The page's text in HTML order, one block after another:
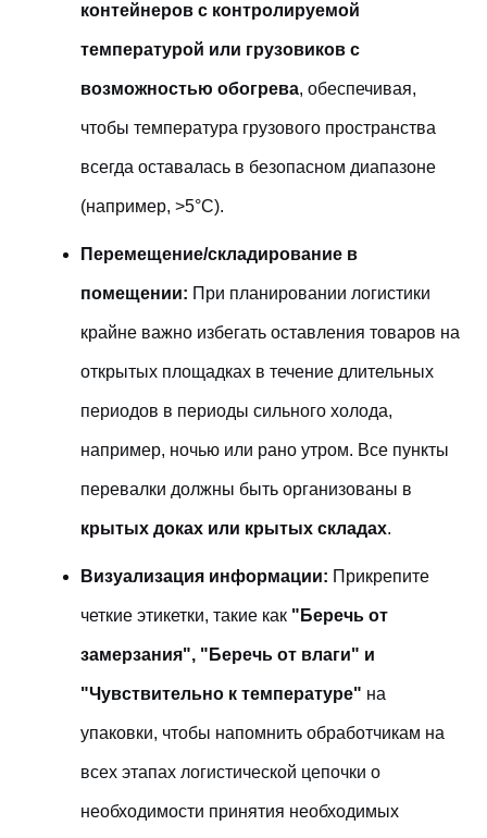
контейнеров с контролируемой
температурой или грузовиков с
возможностью обогрева, обеспечивая,
чтобы температура грузового пространства
всегда оставалась в безопасном диапазоне
(например, >5°C).
Перемещение/складирование в
помещении: При планировании логистики
крайне важно избегать оставления товаров на
открытых площадках в течение длительных
периодов в периоды сильного холода,
например, ночью или рано утром. Все пункты
перевалки должны быть организованы в
крытых доках или крытых складах.
Визуализация информации: Прикрепите
четкие этикетки, такие как "Беречь от
замерзания", "Беречь от влаги" и
"Чувствительно к температуре" на
упаковки, чтобы напомнить обработчикам на
всех этапах логистической цепочки о
необходимости принятия необходимых